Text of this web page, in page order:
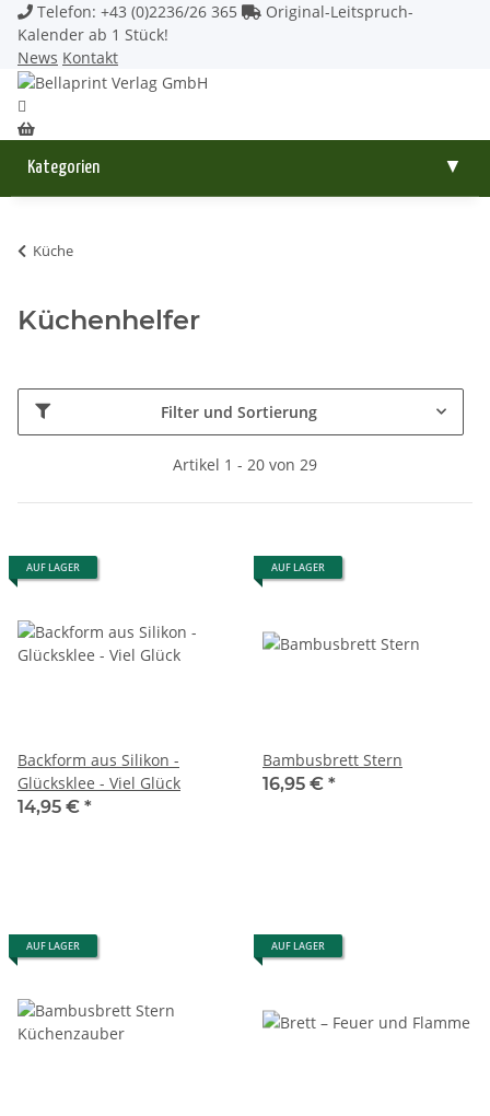
Telefon: +43 (0)2236/26 365
Original-Leitspruch-
Kalender ab 1 Stück!
News Kontakt
Kategorien ▼
Küche
Küchenhelfer
Filter und Sortierung
Artikel 1 - 20 von 29
AUF LAGER
Backform aus Silikon -
Glücksklee - Viel Glück
14,95 € *
AUF LAGER
Bambusbrett Stern
16,95 € *
AUF LAGER AUF LAGER